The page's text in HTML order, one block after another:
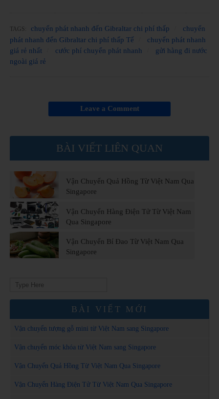
TAGS: chuyển phát nhanh đến Gibraltar chi phí thấp
chuyển
phát nhanh đến Gibraltar chi phí thấp Tế
chuyển phát nhanh
giá rẻ nhất
cước phí chuyển phát nhanh
gửi hàng đi nước
ngoài giá rẻ
Leave a Comment
BÀI VIẾT LIÊN QUAN
Vận Chuyển Quả Hồng Từ Việt Nam Qua
Singapore
Vận Chuyển Hàng Điện Tử Từ Việt Nam
Qua Singapore
Vận Chuyển Bí Đao Từ Việt Nam Qua
Singapore
Search
BÀI VIẾT MỚI
Vận chuyển tượng gỗ mini từ Việt Nam sang Singapore
Vận chuyển móc khóa từ Việt Nam sang Singapore
Vận Chuyển Quả Hồng Từ Việt Nam Qua Singapore
Vận Chuyển Hàng Điện Tử Từ Việt Nam Qua Singapore